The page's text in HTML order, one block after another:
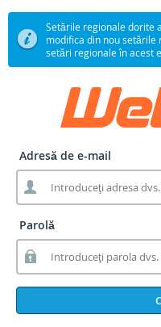
Setările regionale dorite
modifica din nou setările
setări regionale în acest
Adresă de e-mail
Parolă